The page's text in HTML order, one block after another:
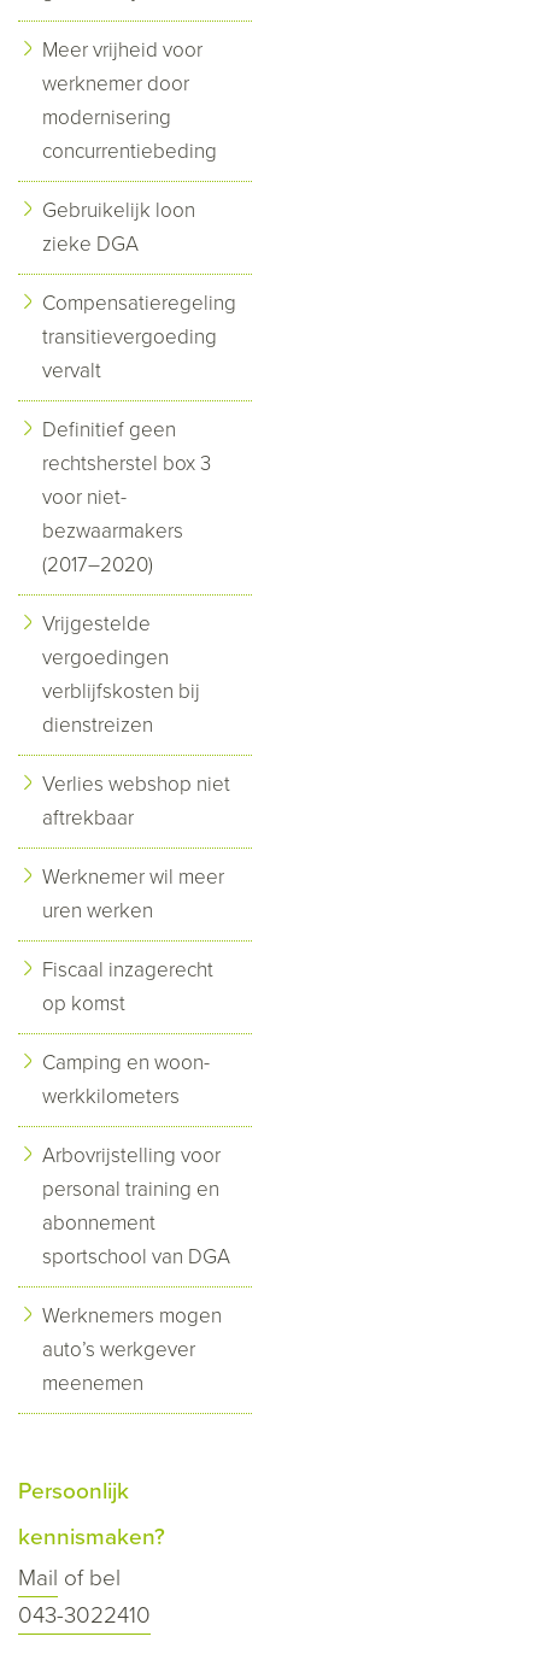
Meer vrijheid voor
werknemer door
modernisering
concurrentiebeding
Gebruikelijk loon
zieke DGA
Compensatieregeling
transitievergoeding
vervalt
Definitief geen
rechtsherstel box 3
voor niet-
bezwaarmakers
(2017–2020)
Vrijgestelde
vergoedingen
verblijfskosten bij
dienstreizen
Verlies webshop niet
aftrekbaar
Werknemer wil meer
uren werken
Fiscaal inzagerecht
op komst
Camping en woon-
werkkilometers
Arbovrijstelling voor
personal training en
abonnement
sportschool van DGA
Werknemers mogen
auto’s werkgever
meenemen
Persoonlijk
kennismaken?
Mail of bel
043-3022410